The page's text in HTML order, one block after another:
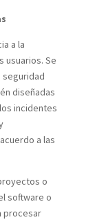
a la
usuarios. Se
seguridad
diseñadas
incidentes
a las
o
software o
procesar